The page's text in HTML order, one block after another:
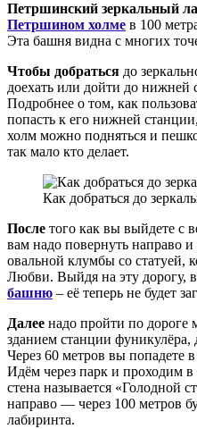
Петршинский зеркальный
Петршином холме в 100
Эта башня видна с многих
Чтобы добраться до
доехать или дойти до нижней
Подробнее о том, как
попасть к его нижней станции,
холм можно подняться и
так мало кто делает.
Как добраться до
После того как вы выйдете с
вам надо повернуть направо
овальной клумбы со статуей,
Любви. Выйдя на эту дорогу,
башню – её теперь не будет
Далее надо пройти по дороге
зданием станции фуникулёра,
Через 60 метров вы попадете
Идём через парк и проходим
стена называется «Голодной
направо — через 100 метров
лабиринта.